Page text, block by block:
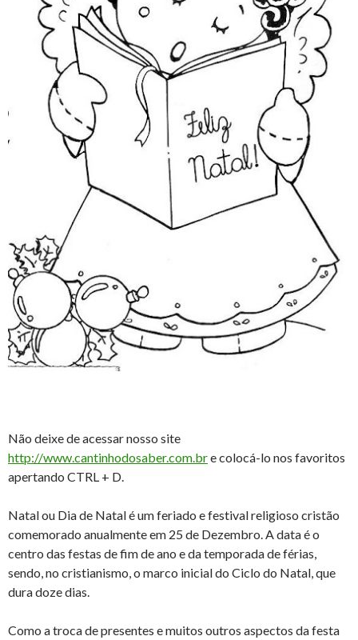
Não deixe de acessar nosso site
http://www.cantinhodosaber.com.bre colocá-lo nos favoritos
apertando CTRL + D.
Natal ou Dia de Natal é um feriado e festival religioso cristão
comemorado anualmente em 25 de Dezembro. A data é o
centro das festas de fim de ano e da temporada de férias,
sendo, no cristianismo, o marco inicial do Ciclo do Natal, que
dura doze dias.
Como a troca de presentes e muitos outros aspectos da festa